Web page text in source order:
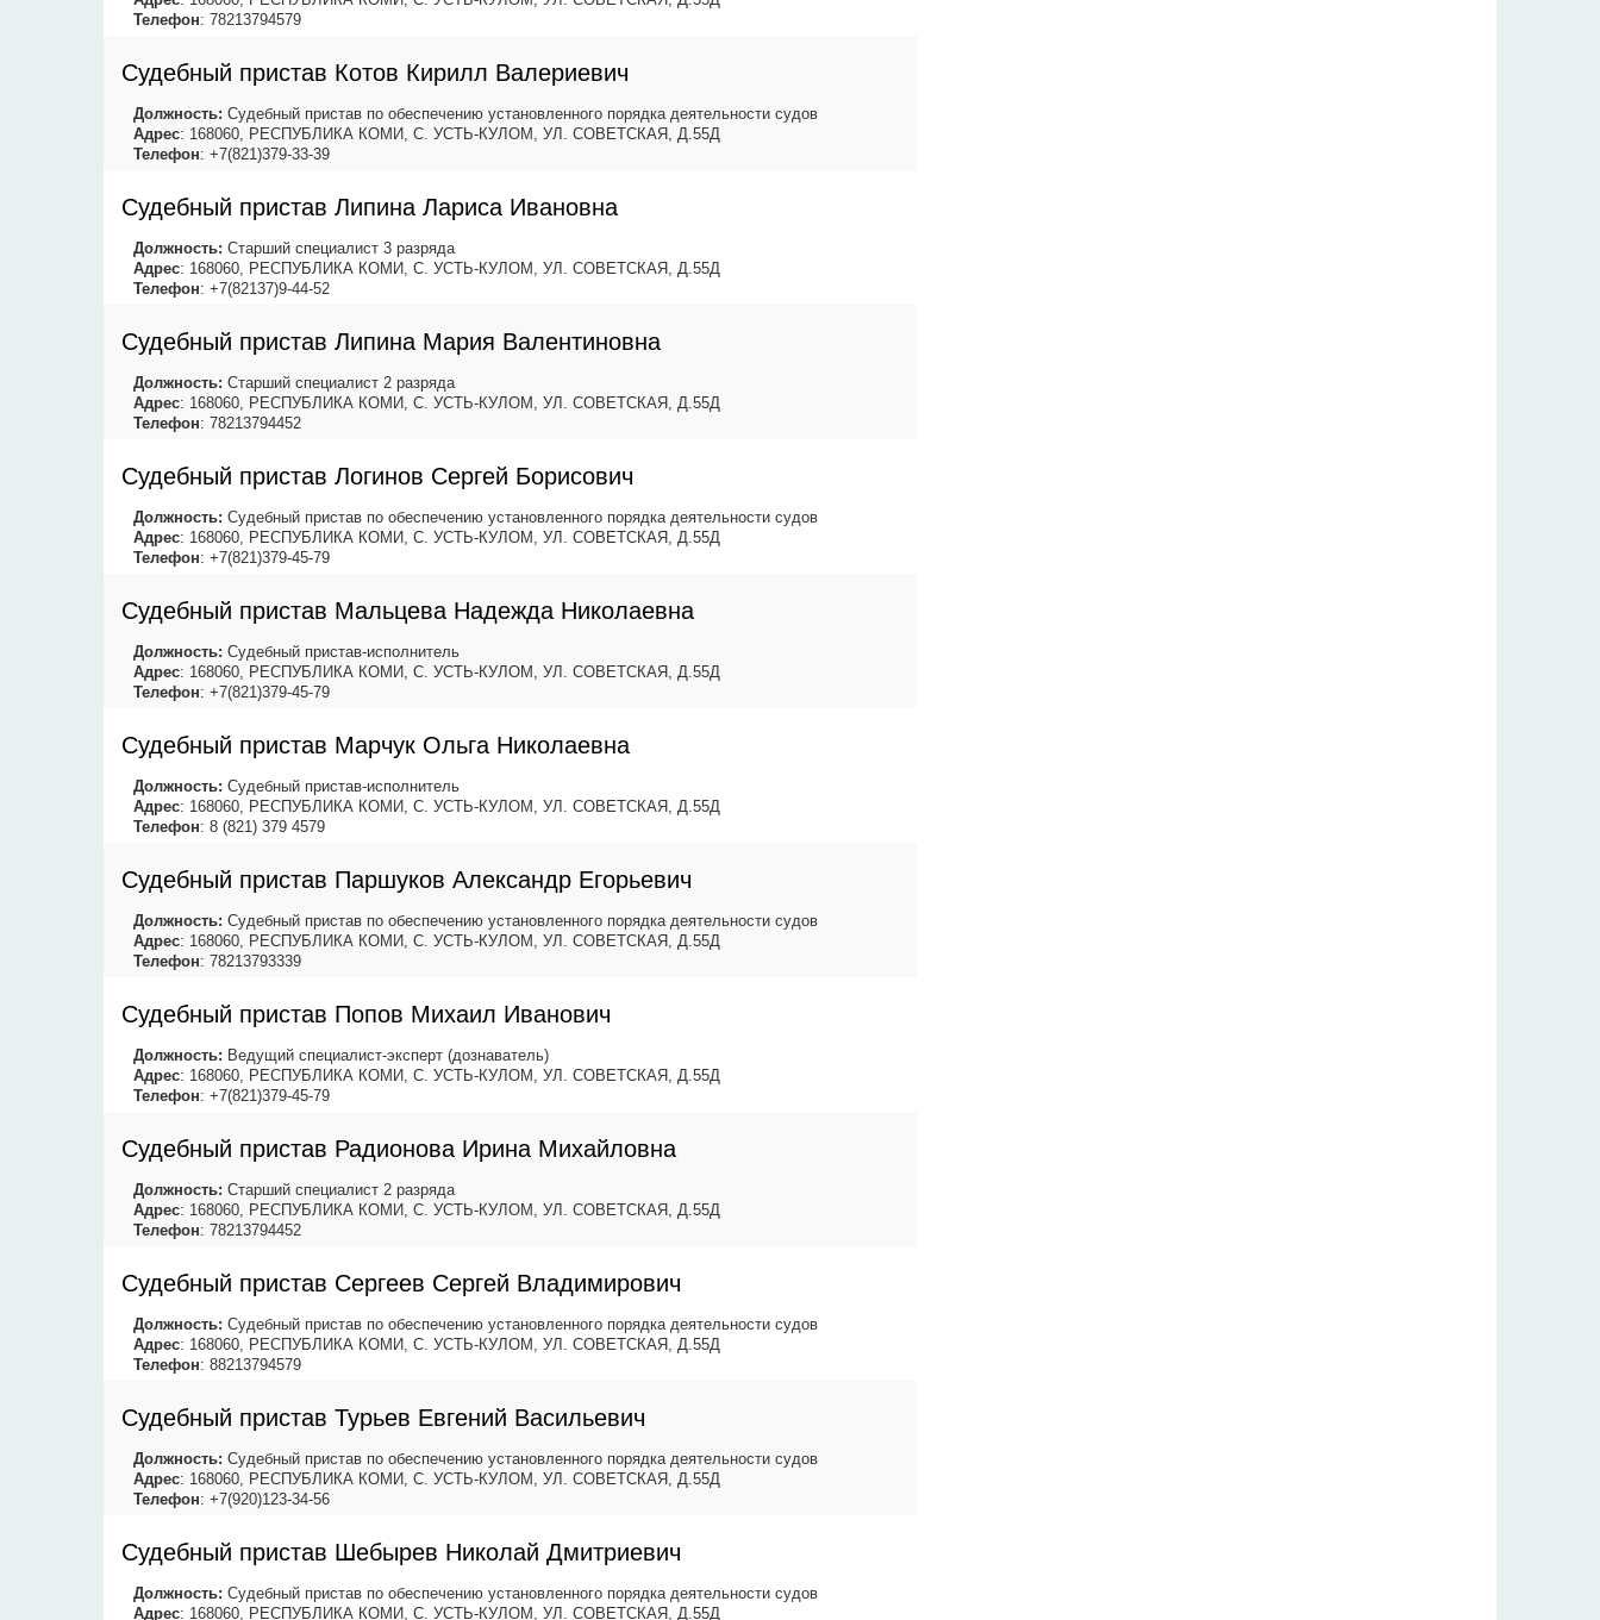
Телефон: 78213794579
Судебный пристав Котов Кирилл Валериевич
Должность: Судебный пристав по обеспечению установленного порядка деятельности судов
Адрес: 168060, РЕСПУБЛИКА КОМИ, С. УСТЬ-КУЛОМ, УЛ. СОВЕТСКАЯ, Д.55Д
Телефон: +7(821)379-33-39
Судебный пристав Липина Лариса Ивановна
Должность: Старший специалист 3 разряда
Адрес: 168060, РЕСПУБЛИКА КОМИ, С. УСТЬ-КУЛОМ, УЛ. СОВЕТСКАЯ, Д.55Д
Телефон: +7(82137)9-44-52
Судебный пристав Липина Мария Валентиновна
Должность: Старший специалист 2 разряда
Адрес: 168060, РЕСПУБЛИКА КОМИ, С. УСТЬ-КУЛОМ, УЛ. СОВЕТСКАЯ, Д.55Д
Телефон: 78213794452
Судебный пристав Логинов Сергей Борисович
Должность: Судебный пристав по обеспечению установленного порядка деятельности судов
Адрес: 168060, РЕСПУБЛИКА КОМИ, С. УСТЬ-КУЛОМ, УЛ. СОВЕТСКАЯ, Д.55Д
Телефон: +7(821)379-45-79
Судебный пристав Мальцева Надежда Николаевна
Должность: Судебный пристав-исполнитель
Адрес: 168060, РЕСПУБЛИКА КОМИ, С. УСТЬ-КУЛОМ, УЛ. СОВЕТСКАЯ, Д.55Д
Телефон: +7(821)379-45-79
Судебный пристав Марчук Ольга Николаевна
Должность: Судебный пристав-исполнитель
Адрес: 168060, РЕСПУБЛИКА КОМИ, С. УСТЬ-КУЛОМ, УЛ. СОВЕТСКАЯ, Д.55Д
Телефон: 8 (821) 379 4579
Судебный пристав Паршуков Александр Егорьевич
Должность: Судебный пристав по обеспечению установленного порядка деятельности судов
Адрес: 168060, РЕСПУБЛИКА КОМИ, С. УСТЬ-КУЛОМ, УЛ. СОВЕТСКАЯ, Д.55Д
Телефон: 78213793339
Судебный пристав Попов Михаил Иванович
Должность: Ведущий специалист-эксперт (дознаватель)
Адрес: 168060, РЕСПУБЛИКА КОМИ, С. УСТЬ-КУЛОМ, УЛ. СОВЕТСКАЯ, Д.55Д
Телефон: +7(821)379-45-79
Судебный пристав Радионова Ирина Михайловна
Должность: Старший специалист 2 разряда
Адрес: 168060, РЕСПУБЛИКА КОМИ, С. УСТЬ-КУЛОМ, УЛ. СОВЕТСКАЯ, Д.55Д
Телефон: 78213794452
Судебный пристав Сергеев Сергей Владимирович
Должность: Судебный пристав по обеспечению установленного порядка деятельности судов
Адрес: 168060, РЕСПУБЛИКА КОМИ, С. УСТЬ-КУЛОМ, УЛ. СОВЕТСКАЯ, Д.55Д
Телефон: 88213794579
Судебный пристав Турьев Евгений Васильевич
Должность: Судебный пристав по обеспечению установленного порядка деятельности судов
Адрес: 168060, РЕСПУБЛИКА КОМИ, С. УСТЬ-КУЛОМ, УЛ. СОВЕТСКАЯ, Д.55Д
Телефон: +7(920)123-34-56
Судебный пристав Шебырев Николай Дмитриевич
Должность: Судебный пристав по обеспечению установленного порядка деятельности судов
Адрес: 168060, РЕСПУБЛИКА КОМИ, С. УСТЬ-КУЛОМ, УЛ. СОВЕТСКАЯ, Д.55Д